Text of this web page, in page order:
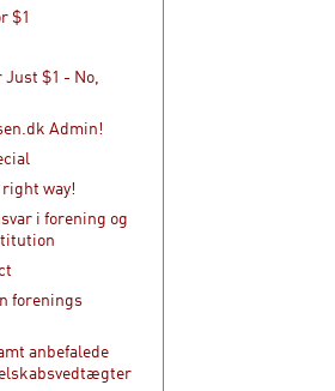
$1
$1 - No,
Admin!
way!
i forening og
forenings
anbefalede